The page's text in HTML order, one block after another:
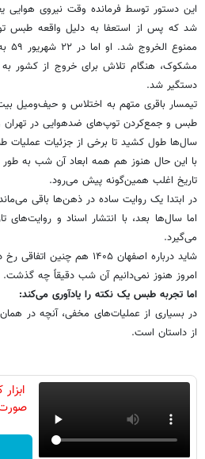
این دستور توسط فرمانده وقت نیروی هوایی
شد که پس از استعفا به دلیل واقعه طبس
مشکوک، هنگام تلاش برای خروج از کشور به
دستگیر شد.
تیمسار باقری متهم به اختلاس و حیف‌ومیل
طبس و جمع‌کردن توپ‌های ضدهوایی در
سال‌ها طول کشید تا برخی از جزئیات
با این حال هنوز هم همه ابعاد آن شب به
تاریخ اغلب همین‌گونه پیش می‌رود.
در ابتدا یک روایت ساده در ذهن‌ها باقی
اما سال‌ها بعد، با انتشار اسناد و روایت‌های
می‌گیرد.
شاید درباره اصفهان ۱۴۰۵ هم چنین اتفاقی رخ دهد.
امروز هنوز نمی‌دانیم آن شب دقیقاً چه گذشت.
اما تجربه طبس یک نکته را یادآوری می‌کند:
در بسیاری از عملیات‌های مخفی، آنچه در
از داستان است.